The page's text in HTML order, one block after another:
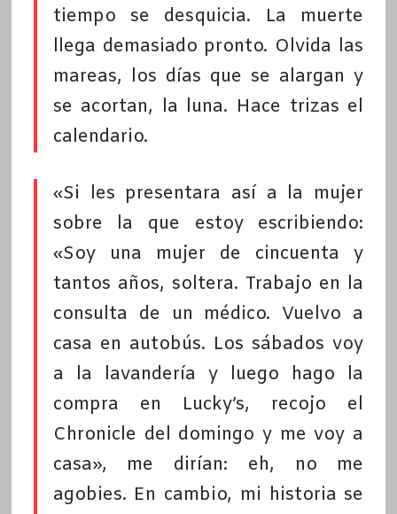
tiempo se desquicia. La muerte
llega demasiado pronto. Olvida las
mareas, los días que se alargan y
se acortan, la luna. Hace trizas el
calendario.
«Si les presentara así a la mujer
sobre la que estoy escribiendo:
«Soy una mujer de cincuenta y
tantos años, soltera. Trabajo en la
consulta de un médico. Vuelvo a
casa en autobús. Los sábados voy
a la lavandería y luego hago la
compra en Lucky’s, recojo el
Chronicle del domingo y me voy a
casa», me dirían: eh, no me
agobies. En cambio, mi historia se